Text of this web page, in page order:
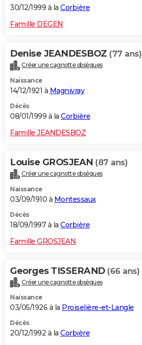
30/12/1999 à la Corbière
Famille DEGEN
Denise JEANDESBOZ (77 ans)
Créer une cagnotte obsèques
Naissance
14/12/1921 à Magnivray
Décès
08/01/1999 à la Corbière
Famille JEANDESBOZ
Louise GROSJEAN (87 ans)
Créer une cagnotte obsèques
Naissance
03/09/1910 à Montessaux
Décès
18/09/1997 à la Corbière
Famille GROSJEAN
Georges TISSERAND (66 ans)
Créer une cagnotte obsèques
Naissance
03/05/1926 à la Proiselière-et-Langle
Décès
20/12/1992 à la Corbière